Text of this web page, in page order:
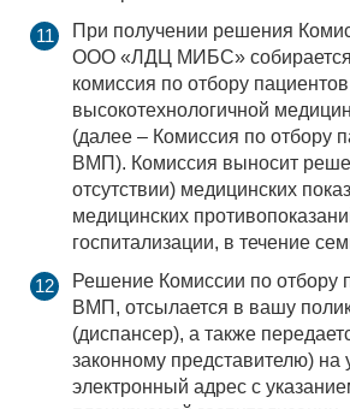
При получении решения
ООО «ЛДЦ МИБС» собирается
комиссия по отбору
высокотехнологичной
(далее – Комиссия по отбору
ВМП). Комиссия выносит
отсутствии) медицинских
медицинских
госпитализации, в течение
Решение Комиссии по отбору
ВМП, отсылается в вашу
(диспансер), а также
законному представителю) на
электронный адрес с